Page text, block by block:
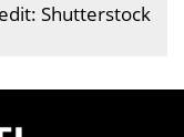
Shutterstock